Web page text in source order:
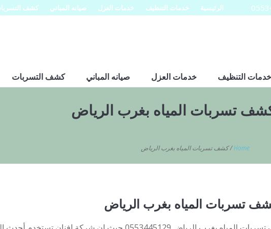
الرئيسية خدمات التنظيف خدمات العزل صيانه المباني كشف
خدمات التنظيف خدمات العزل صيانه المباني كشف التسربات
تسربات المياه بغرب الرياض
Home
/كشف تسربات المياه بغرب الرياض
تسربات المياه بغرب الرياض